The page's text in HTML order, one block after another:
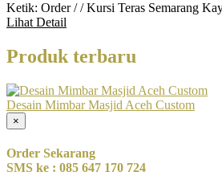
Ketik: Order / / Kursi Teras Semarang
Lihat Detail
Produk terbaru
Desain Mimbar Masjid Aceh Custom
×
Order Sekarang
SMS ke : 085 647 170 724